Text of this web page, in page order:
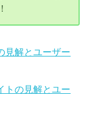
見解とユーザー
トの見解とユー